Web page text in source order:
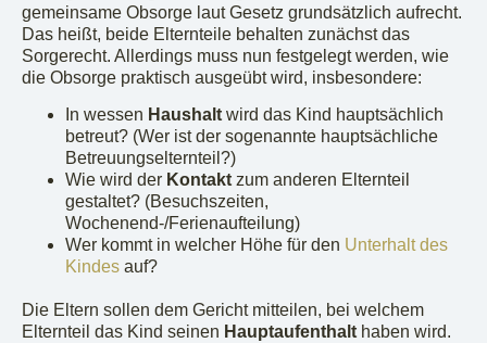
gemeinsame Obsorge laut Gesetz grundsätzlich aufrecht.
Das heißt, beide Elternteile behalten zunächst das
Sorgerecht. Allerdings muss nun festgelegt werden, wie
die Obsorge praktisch ausgeübt wird, insbesondere:
In wessen Haushalt wird das Kind hauptsächlich
betreut? (Wer ist der sogenannte hauptsächliche
Betreuungselternteil?)
Wie wird der Kontakt zum anderen Elternteil
gestaltet? (Besuchszeiten,
Wochenend-/Ferienaufteilung)
Wer kommt in welcher Höhe für den Unterhalt des
Kindes auf?
Die Eltern sollen dem Gericht mitteilen, bei welchem
Elternteil das Kind seinen Hauptaufenthalt haben wird.